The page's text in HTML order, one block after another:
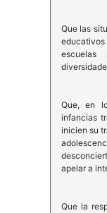
Que las
Que, en
infancias
inicien su
apelar a
Que la